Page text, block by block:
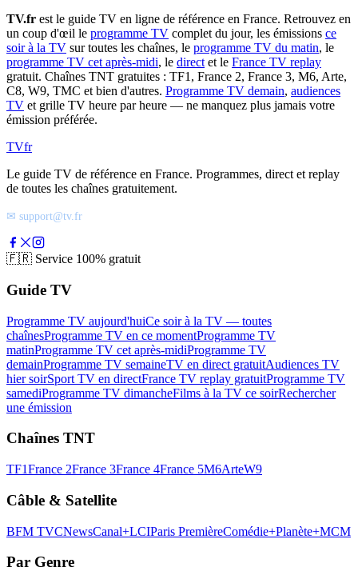
TV.fr est le guide TV en ligne de référence en France. Retrouvez en
un coup d'œil le programme TV complet du jour, les émissions ce
soir à la TV sur toutes les chaînes, le programme TV du matin, le
programme TV cet après-midi, le direct et le France TV replay
gratuit. Chaînes TNT gratuites : TF1, France 2, France 3, M6, Arte,
C8, W9, TMC et bien d'autres. Programme TV demain, audiences
TV et grille TV heure par heure — ne manquez plus jamais votre
émission préférée.
TVfr
Le guide TV de référence en France. Programmes, direct et replay
de toutes les chaînes gratuitement.
✉ support@tv.fr
🇫🇷 Service 100% gratuit
Guide TV
Programme TV aujourd'huiCe soir à la TV — toutes
chaînesProgramme TV en ce momentProgramme TV
matinProgramme TV cet après-midiProgramme TV
demainProgramme TV semaineTV en direct gratuitAudiences TV
hier soirSport TV en directFrance TV replay gratuitProgramme TV
samediProgramme TV dimancheFilms à la TV ce soirRechercher
une émission
Chaînes TNT
TF1France 2France 3France 4France 5M6ArteW9
Câble & Satellite
BFM TVCNewsCanal+LCIParis PremièreComédie+Planète+MCM
Par Genre